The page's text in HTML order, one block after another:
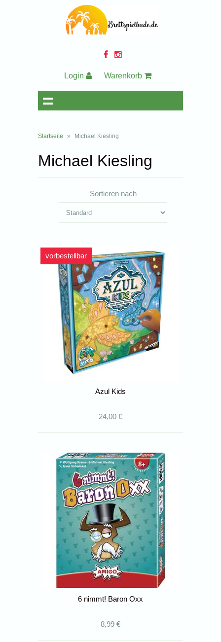
Login Warenkorb
Startseite » Michael Kiesling
Michael Kiesling
Sortieren nach
vorbestellbar
Azul Kids
24,00 €
6 nimmt! Baron Oxx
8,99 €